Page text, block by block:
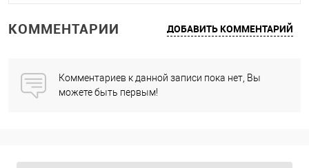
КОММЕНТАРИИ ДОБАВИТЬ КОММЕНТАРИЙ
Комментариев к данной записи пока нет, Вы
можете быть первым!